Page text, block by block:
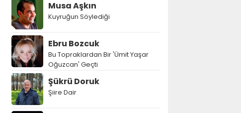
Musa Aşkın
Kuyruğun Söylediği
Ebru Bozcuk
Bu Topraklardan Bir 'Ümit Yaşar
Oğuzcan' Geçti
Şükrü Doruk
Şiire Dair